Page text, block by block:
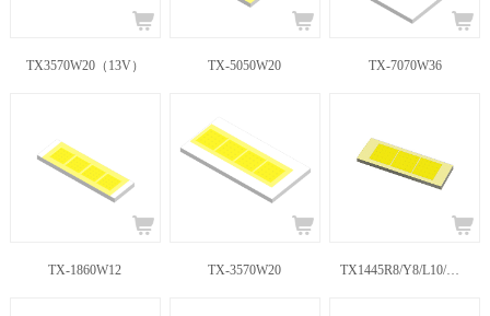
TX3570W20（13V） TX-5050W20 TX-7070W36
TX-1860W12 TX-3570W20 TX1445R8/Y8/L10/W10